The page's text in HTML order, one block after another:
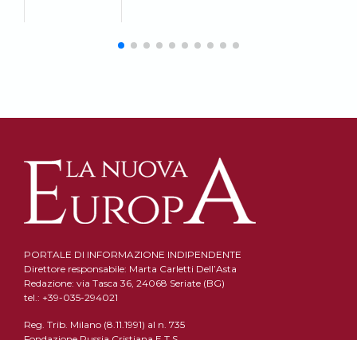
PORTALE DI INFORMAZIONE INDIPENDENTE
Direttore responsabile: Marta Carletti Dell’Asta
Redazione: via Tasca 36, 24068 Seriate (BG)
tel.: +39-035-294021
Reg. Trib. Milano (8.11.1991) al n. 735